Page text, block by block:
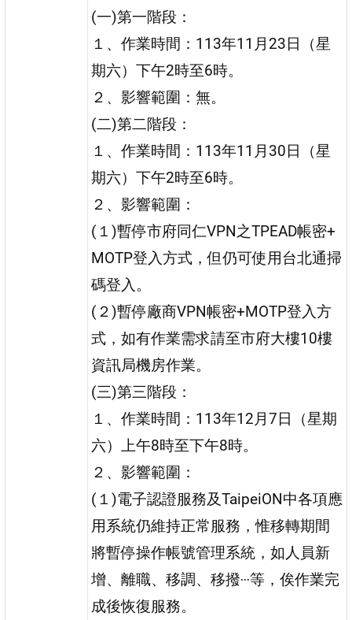
(一)第一階段：
１、作業時間：113年11月23日（星
期六）下午2時至6時。
２、影響範圍：無。
(二)第二階段：
１、作業時間：113年11月30日（星
期六）下午2時至6時。
２、影響範圍：
(１)暫停市府同仁VPN之TPEAD帳密+
MOTP登入方式，但仍可使用台北通掃
碼登入。
(２)暫停廠商VPN帳密+MOTP登入方
式，如有作業需求請至市府大樓10樓
資訊局機房作業。
(三)第三階段：
１、作業時間：113年12月7日（星期
六）上午8時至下午8時。
２、影響範圍：
(１)電子認證服務及TaipeiON中各項應
用系統仍維持正常服務，惟移轉期間
將暫停操作帳號管理系統，如人員新
增、離職、移調、移撥‧‧‧等，俟作業完
成後恢復服務。